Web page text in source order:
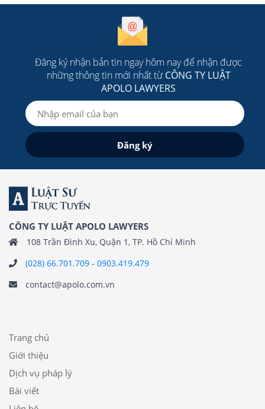
Đăng ký nhận bản tin ngay hôm nay để nhận được
những thông tin mới nhất từCÔNG TY LUẬT
APOLO LAWYERS
CÔNG TY LUẬT APOLO LAWYERS
108 Trần Đình Xu, Quận 1, TP. Hồ Chí Minh
(028) 66.701.709 - 0903.419.479
contact@apolo.com.vn
Trang chủ
Giới thiệu
Dịch vụ pháp lý
Bài viết